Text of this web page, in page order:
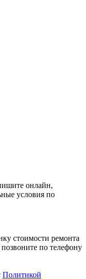
онлайн,
условия по
стоимости ремонта
по телефону
Политикой